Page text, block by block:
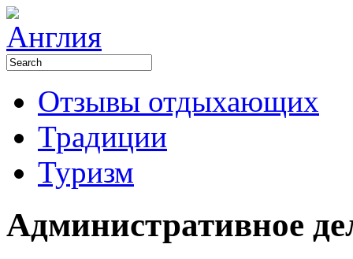
Отзывы отдыхающих
Традиции
Туризм
Административное